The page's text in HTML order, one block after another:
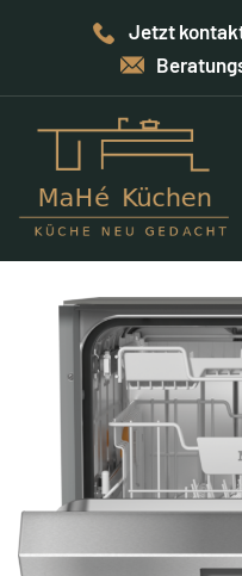
Jetzt